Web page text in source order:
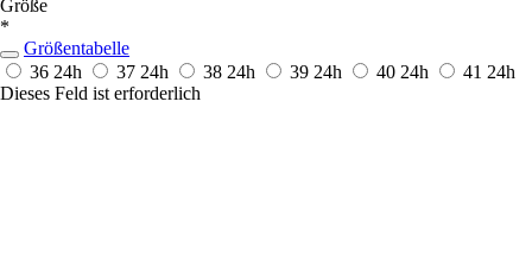
Größe
*
Größentabelle
36 24h 37 24h 38 24h 39 24h 40 24h 41 24h
Dieses Feld ist erforderlich